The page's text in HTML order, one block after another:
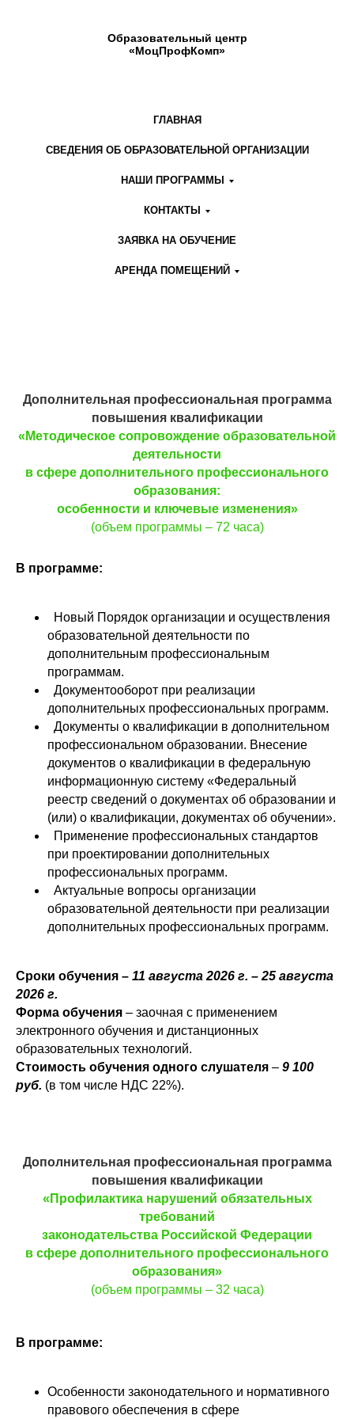
Образовательный центр
«МоцПрофКомп»
ГЛАВНАЯ
СВЕДЕНИЯ ОБ ОБРАЗОВАТЕЛЬНОЙ ОРГАНИЗАЦИИ
НАШИ ПРОГРАММЫ
КОНТАКТЫ
ЗАЯВКА НА ОБУЧЕНИЕ
АРЕНДА ПОМЕЩЕНИЙ
Дополнительная профессиональная программа
повышения квалификации
«Методическое сопровождение образовательной
деятельности
в сфере дополнительного профессионального
образования:
особенности и ключевые изменения»
(объем программы – 72 часа)
В программе:
Новый Порядок организации и осуществления
образовательной деятельности по
дополнительным профессиональным
программам.
Документооборот при реализации
дополнительных профессиональных программ.
Документы о квалификации в дополнительном
профессиональном образовании. Внесение
документов о квалификации в федеральную
информационную систему «Федеральный
реестр сведений о документах об образовании и
(или) о квалификации, документах об обучении».
Применение профессиональных стандартов
при проектировании дополнительных
профессиональных программ.
Актуальные вопросы организации
образовательной деятельности при реализации
дополнительных профессиональных программ.
Сроки обучения – 11 августа 2026 г. – 25 августа
2026 г.
Форма обучения – заочная с применением
электронного обучения и дистанционных
образовательных технологий.
Стоимость обучения одного слушателя – 9 100
руб. (в том числе НДС 22%).
Дополнительная профессиональная программа
повышения квалификации
«Профилактика нарушений обязательных
требований
законодательства Российской Федерации
в сфере дополнительного профессионального
образования»
(объем программы – 32 часа)
В программе:
Особенности законодательного и нормативного
правового обеспечения в сфере